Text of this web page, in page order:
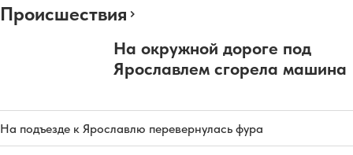
Происшествия
На окружной дороге под
Ярославлем сгорела машина
На подъезде к Ярославлю перевернулась фура